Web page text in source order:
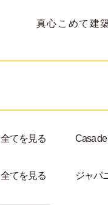
真心こめて建
全てを見る Casa
全てを見る ジャパ